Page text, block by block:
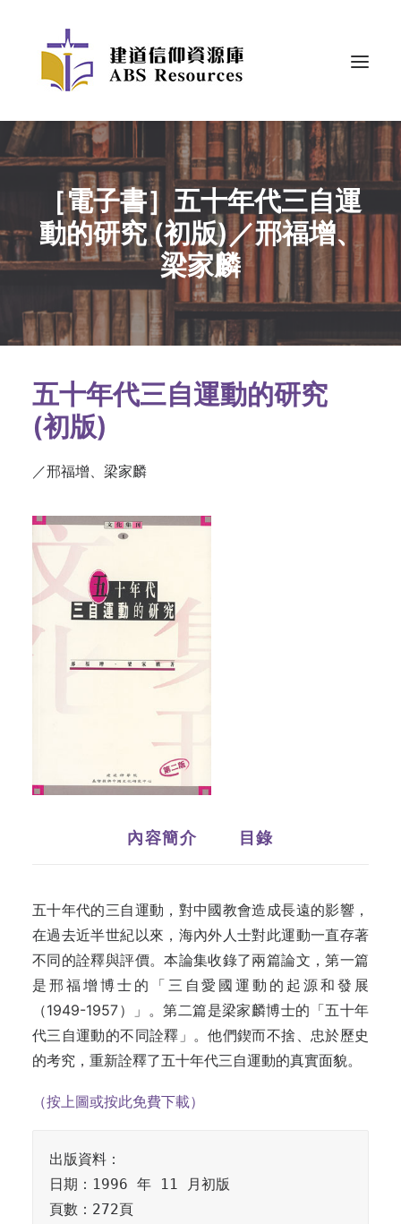
［電子書］五十年代三自運
動的研究 (初版)／邢福增、
梁家麟
五十年代三自運動的研究
(初版)
／邢福增、梁家麟
內容簡介 目錄
五十年代的三自運動，對中國教會造成長遠的影響，
在過去近半世紀以來，海內外人士對此運動一直存著
不同的詮釋與評價。本論集收錄了兩篇論文，第一篇
是邢福增博士的「三自愛國運動的起源和發展
（1949-1957）」。第二篇是梁家麟博士的「五十年
代三自運動的不同詮釋」。他們鍥而不捨、忠於歷史
的考究，重新詮釋了五十年代三自運動的真實面貌。
（按上圖或按此免費下載）
出版資料：
日期：1996 年 11 月初版
頁數：272頁